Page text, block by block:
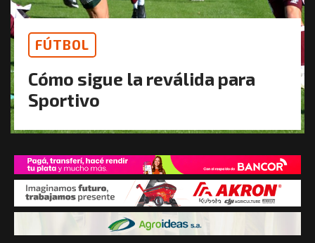
FÚTBOL
Cómo sigue la reválida para
Sportivo